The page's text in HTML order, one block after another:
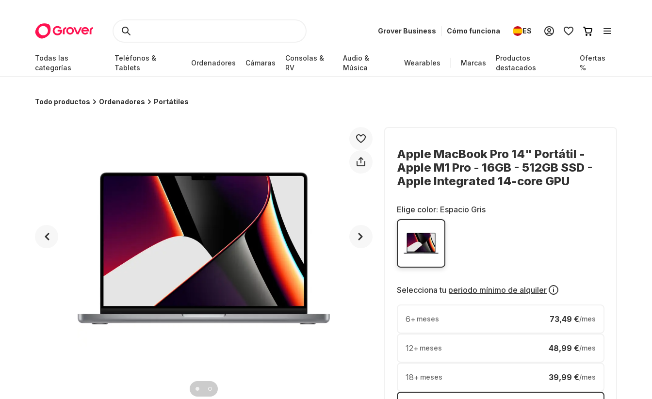
Grover Business Cómo funciona ES
Todas las
categorías
Teléfonos &
Tablets
Ordenadores Cámaras
Consolas &
RV
Audio &
Música
Wearables Marcas
Productos
destacados
Ofertas
%
Todo productos Ordenadores Portátiles
Apple MacBook Pro 14" Portátil -
Apple M1 Pro - 16GB - 512GB SSD -
Apple Integrated 14-core GPU
Elige color: Espacio Gris
Selecciona tu periodo mínimo de alquiler
6+ meses 73,49 €/mes
12+ meses 48,99 €/mes
18+ meses 39,99 €/mes